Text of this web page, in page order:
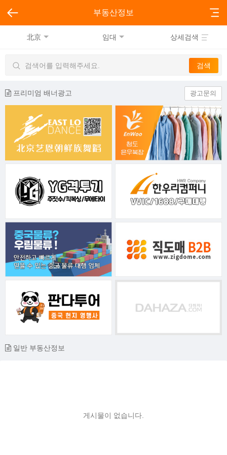
부동산정보
北京 임대 상세검색
프리미엄 배너광고 광고문의
일반 부동산정보
게시물이 없습니다.